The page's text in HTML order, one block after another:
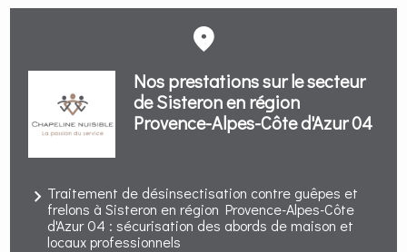
Nos prestations sur le secteur
de Sisteron en région
Provence-Alpes-Côte d'Azur 04
Traitement de désinsectisation contre guêpes et
frelons à Sisteron en région Provence-Alpes-Côte
d'Azur 04 : sécurisation des abords de maison et
locaux professionnels